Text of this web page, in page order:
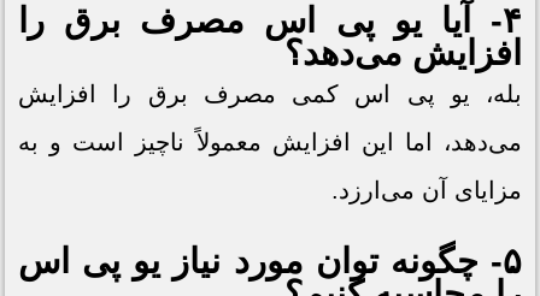
۴- آیا یو پی اس مصرف برق را
افزایش می‌دهد؟
بله، یو پی اس کمی مصرف برق را افزایش
می‌دهد، اما این افزایش معمولاً ناچیز است و به
مزایای آن می‌ارزد.
۵- چگونه توان مورد نیاز یو پی اس